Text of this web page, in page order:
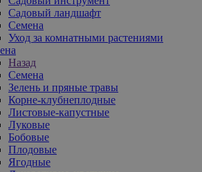
Садовый ландшафт
Семена
Уход за комнатными растениями
Назад
Семена
Зелень и пряные травы
Корне-клубнеплодные
Листовые-капустные
Луковые
Бобовые
Плодовые
Ягодные